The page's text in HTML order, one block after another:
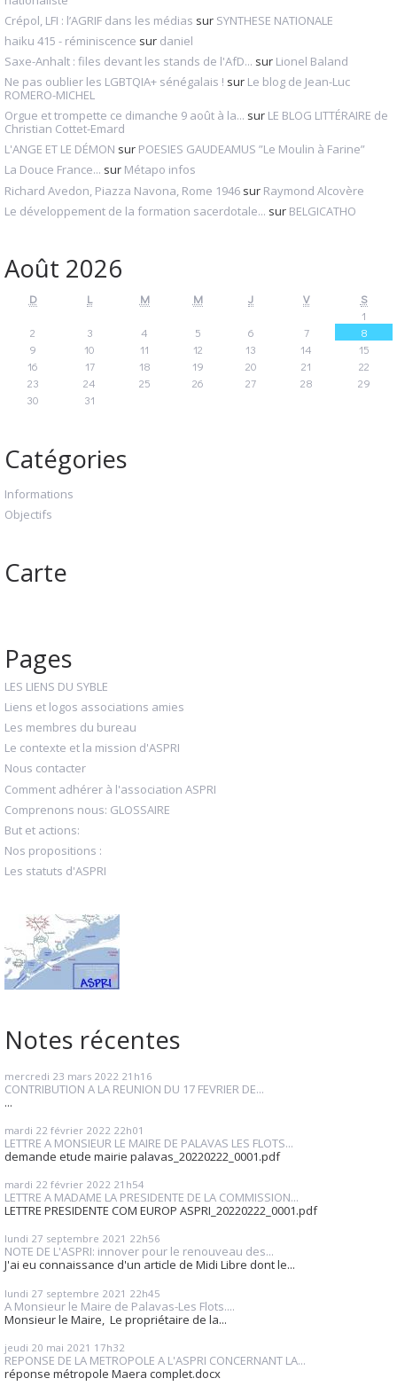
Crépol, LFI : l’AGRIF dans les médias sur SYNTHESE NATIONALE
haiku 415 - réminiscence sur daniel
Saxe-Anhalt : files devant les stands de l'AfD... sur Lionel Baland
Ne pas oublier les LGBTQIA+ sénégalais ! sur Le blog de Jean-Luc
ROMERO-MICHEL
Orgue et trompette ce dimanche 9 août à la... sur LE BLOG LITTÉRAIRE de
Christian Cottet-Emard
L'ANGE ET LE DÉMON sur POESIES GAUDEAMUS ”Le Moulin à Farine”
La Douce France... sur Métapo infos
Richard Avedon, Piazza Navona, Rome 1946 sur Raymond Alcovère
Le développement de la formation sacerdotale... sur BELGICATHO
Août 2026
D L M M J V
S
1
2
3 4 5 6 7
8
9
10 11 12 13 14
15
16
17 18 19 20 21
22
23
24 25 26 27 28
29
30
31
Catégories
Informations
Objectifs
Carte
Pages
LES LIENS DU SYBLE
Liens et logos associations amies
Les membres du bureau
Le contexte et la mission d'ASPRI
Nous contacter
Comment adhérer à l'association ASPRI
Comprenons nous: GLOSSAIRE
But et actions:
Nos propositions :
Les statuts d'ASPRI
Notes récentes
mercredi 23 mars 2022 21h16
CONTRIBUTION A LA REUNION DU 17 FEVRIER DE...
...
mardi 22 février 2022 22h01
LETTRE A MONSIEUR LE MAIRE DE PALAVAS LES FLOTS...
demande etude mairie palavas_20220222_0001.pdf
mardi 22 février 2022 21h54
LETTRE A MADAME LA PRESIDENTE DE LA COMMISSION...
LETTRE PRESIDENTE COM EUROP ASPRI_20220222_0001.pdf
lundi 27 septembre 2021 22h56
NOTE DE L'ASPRI: innover pour le renouveau des...
J'ai eu connaissance d'un article de Midi Libre dont le...
lundi 27 septembre 2021 22h45
A Monsieur le Maire de Palavas-Les Flots....
Monsieur le Maire, Le propriétaire de la...
jeudi 20 mai 2021 17h32
REPONSE DE LA METROPOLE A L'ASPRI CONCERNANT LA...
réponse métropole Maera complet.docx